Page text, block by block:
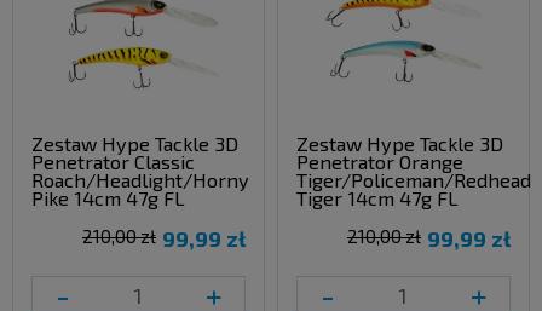
Zestaw Hype Tackle 3D
Penetrator Classic
Roach/Headlight/Horny
Pike 14cm 47g FL
99,99 zł
210,00 zł
- +
Zestaw Hype Tackle 3D
Penetrator Orange
Tiger/Policeman/Redhead
Tiger 14cm 47g FL
99,99 zł
210,00 zł
- +